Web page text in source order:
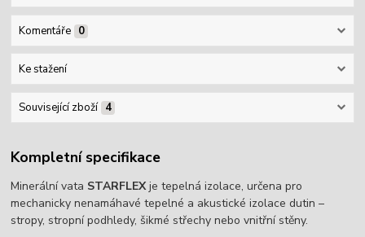
Komentáře 0
Ke stažení
Související zboží 4
Kompletní specifikace
Minerální vata STARFLEXje tepelná izolace, určena pro
mechanicky nenamáhavé tepelné a akustické izolace dutin –
stropy, stropní podhledy, šikmé střechy nebo vnitřní stěny.